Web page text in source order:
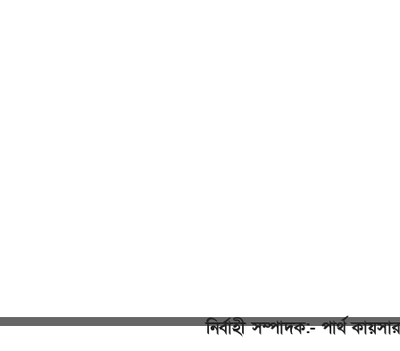
নির্বাহী সম্পাদক:- পার্থ কায়সার